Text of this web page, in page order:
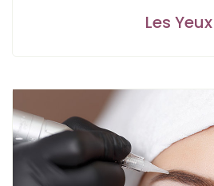
Les Yeux